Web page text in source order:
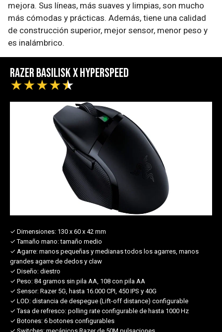
mejora. Sus líneas, más suaves y limpias, son mucho
más cómodas y prácticas. Además, tiene una calidad
de construcción superior, mejor sensor, menor peso y
es inalámbrico.
Razer Basilisk X HyperSpeed
★★★★★
✓ Dimensiones: 130 x 60 x 42 mm
✓ Tamaño mano:tamaño medio
✓ Agarre: manos pequeñas y medianas todos los agarres, manos
grandes agarre de dedos y claw
✓ Diseño: diestro
✓ Peso: 84 gramos sin pila AA, 108 con pila AA
✓ Sensor: Razer 5G, hasta 16.000 CPI, 450 IPS y 40G
✓ LOD: distancia de despegue (Lift-off distance) configurable
✓ Tasa de refresco: polling rate configurable de hasta 1000 Hz
✓ Botones: 6 botones configurables